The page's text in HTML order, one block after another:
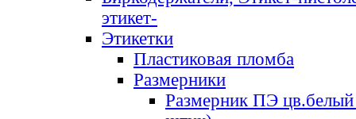
этикет-
Этикетки
Пластиковая пломба
Размерники
Размерник ПЭ цв.белый